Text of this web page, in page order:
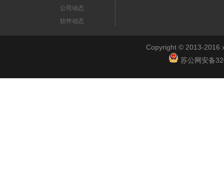
公司动态
软件动态
Copyright © 2013-2016
苏公网安备